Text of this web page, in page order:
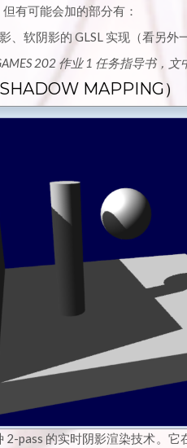
有可能会加的部分有：
、软阴影的 GLSL 实现（看另外
202 作业 1 任务指导书，
MAPPING）
2-pass 的实时阴影渲染技术。